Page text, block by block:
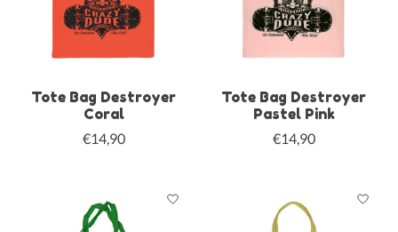
Tote Bag Destroyer
Coral
€14,90
Tote Bag Destroyer
Pastel Pink
€14,90